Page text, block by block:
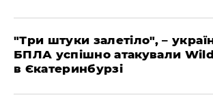
"Три штуки залетіло", –
БПЛА успішно атакували
в Єкатеринбурзі